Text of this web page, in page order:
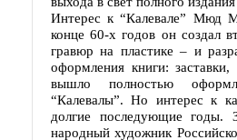
Интерес к “Калевале” Мюд
конце 60-х годов он создал
гравюр на пластике – и
оформления книги:
вышло полностью
“Калевалы”. Но интерес к
долгие последующие годы.
народный художник